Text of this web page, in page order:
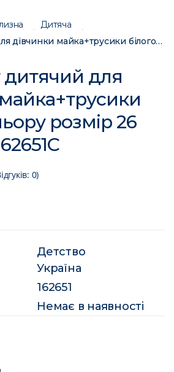
Дитяча
Комплект дитячий для дівчинки майка+трусики білого кольору розмір 26 10в014-01 162651C
для
розмір 26
0)
Детство
Україна
162651
Немає в наявності